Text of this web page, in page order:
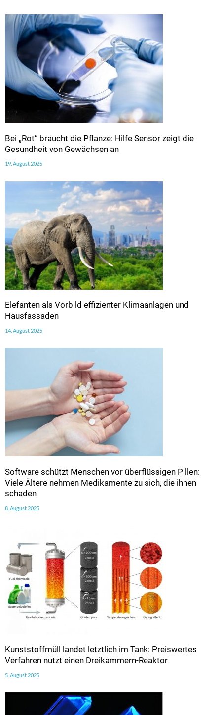
Bei „Rot“ braucht die Pflanze: Hilfe Sensor zeigt die
Gesundheit von Gewächsen an
19. August 2025
Elefanten als Vorbild effizienter Klimaanlagen und
Hausfassaden
14. August 2025
Software schützt Menschen vor überflüssigen Pillen:
Viele Ältere nehmen Medikamente zu sich, die ihnen
schaden
8. August 2025
Kunststoffmüll landet letztlich im Tank: Preiswertes
Verfahren nutzt einen Dreikammern-Reaktor
5. August 2025